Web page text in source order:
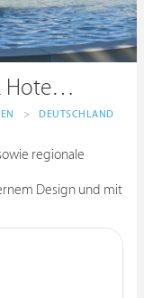
Best Western Premier Park Hotel & Spa
> DEUTSCHLAND
regionale
Design und mit